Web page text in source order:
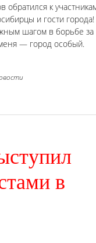
к
и гости
шагом в борьбе
— город особый.
в